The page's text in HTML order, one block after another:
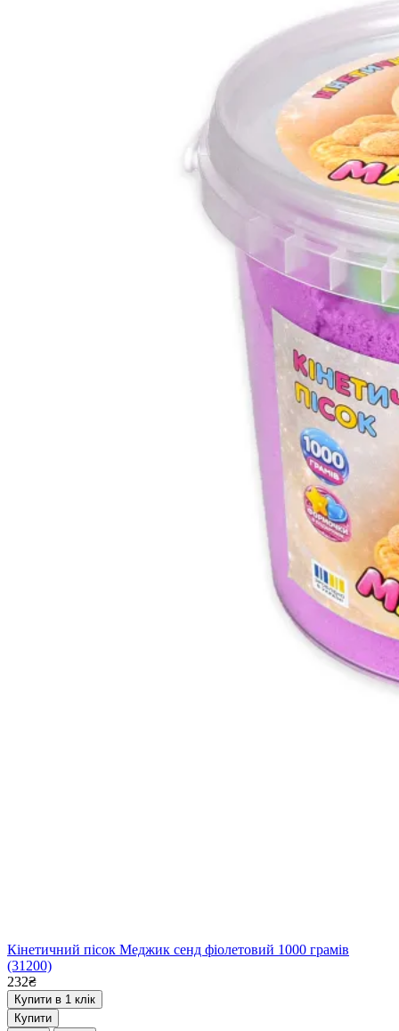
Кінетичний пісок Меджик сенд фіолетовий 1000 грамів
(31200)
232₴
Купити в 1 клік
Купити